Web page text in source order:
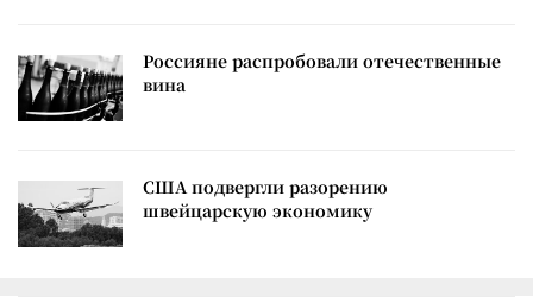
Россияне распробовали отечественные
вина
США подвергли разорению
швейцарскую экономику